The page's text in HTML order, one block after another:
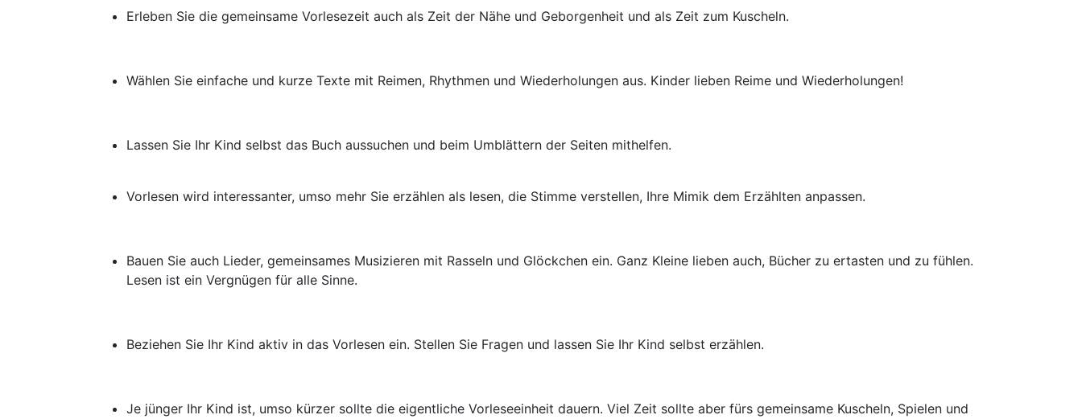
Erleben Sie die gemeinsame Vorlesezeit auch als Zeit der Nähe und Geborgenheit und als Zeit zum Kuscheln.
Wählen Sie einfache und kurze Texte mit Reimen, Rhythmen und Wiederholungen aus. Kinder lieben Reime und Wiederholungen!
Lassen Sie Ihr Kind selbst das Buch aussuchen und beim Umblättern der Seiten mithelfen.
Vorlesen wird interessanter, umso mehr Sie erzählen als lesen, die Stimme verstellen, Ihre Mimik dem Erzählten anpassen.
Bauen Sie auch Lieder, gemeinsames Musizieren mit Rasseln und Glöckchen ein. Ganz Kleine lieben auch, Bücher zu ertasten und zu fühlen.
Lesen ist ein Vergnügen für alle Sinne.
Beziehen Sie Ihr Kind aktiv in das Vorlesen ein. Stellen Sie Fragen und lassen Sie Ihr Kind selbst erzählen.
Je jünger Ihr Kind ist, umso kürzer sollte die eigentliche Vorleseeinheit dauern. Viel Zeit sollte aber fürs gemeinsame Kuscheln, Spielen und